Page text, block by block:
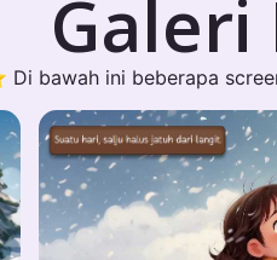
Di bawah ini beberapa